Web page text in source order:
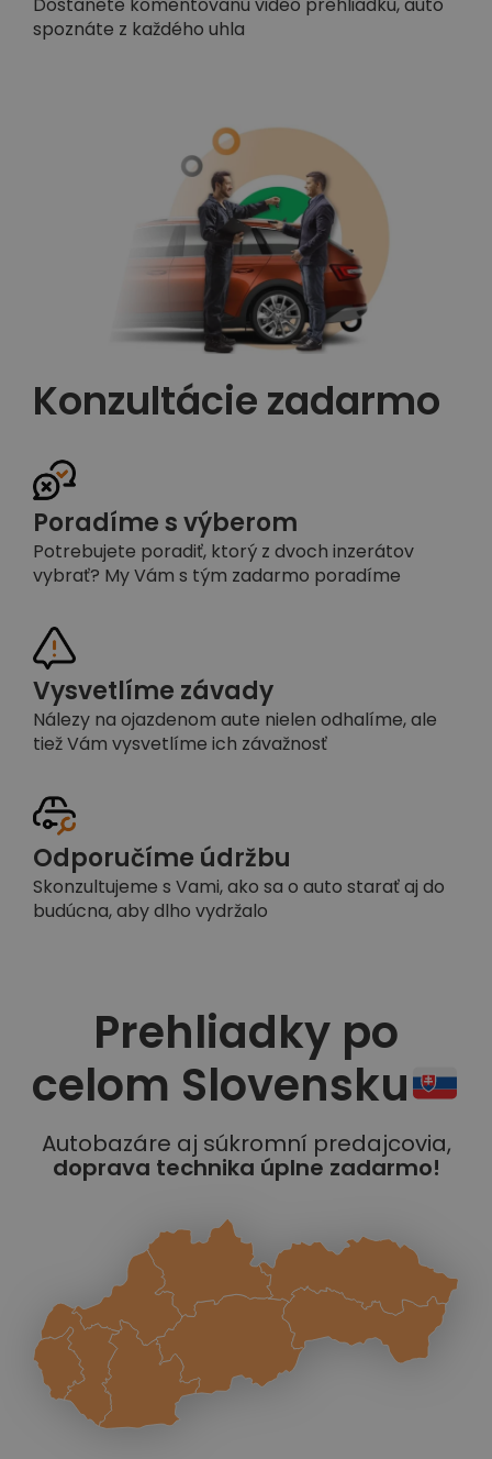
Dostanete komentovanú video prehliadku, auto
spoznáte z každého uhla
Konzultácie zadarmo
Poradíme s výberom
Potrebujete poradiť, ktorý z dvoch inzerátov
vybrať? My Vám s tým zadarmo poradíme
Vysvetlíme závady
Nálezy na ojazdenom aute nielen odhalíme, ale
tiež Vám vysvetlíme ich závažnosť
Odporučíme údržbu
Skonzultujeme s Vami, ako sa o auto starať aj do
budúcna, aby dlho vydržalo
Prehliadky po
celom Slovensku
Autobazáre aj súkromní predajcovia,
doprava technika úplne zadarmo!